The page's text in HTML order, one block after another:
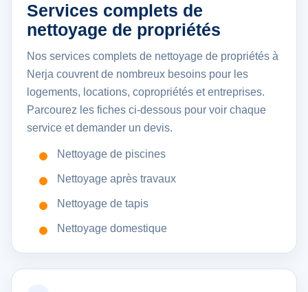
Services complets de
nettoyage de propriétés
Nos services complets de nettoyage de propriétés à
Nerja couvrent de nombreux besoins pour les
logements, locations, copropriétés et entreprises.
Parcourez les fiches ci-dessous pour voir chaque
service et demander un devis.
Nettoyage de piscines
Nettoyage après travaux
Nettoyage de tapis
Nettoyage domestique